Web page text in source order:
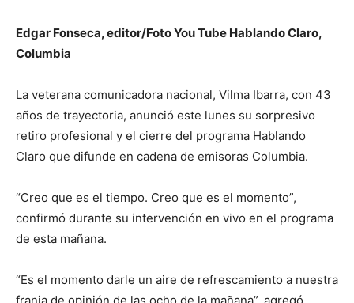
Edgar Fonseca, editor/Foto You Tube Hablando Claro,
Columbia
La veterana comunicadora nacional, Vilma Ibarra, con 43
años de trayectoria, anunció este lunes su sorpresivo
retiro profesional y el cierre del programa Hablando
Claro que difunde en cadena de emisoras Columbia.
“Creo que es el tiempo. Creo que es el momento”,
confirmó durante su intervención en vivo en el programa
de esta mañana.
“Es el momento darle un aire de refrescamiento a nuestra
franja de opinión de las ocho de la mañana”, agregó.